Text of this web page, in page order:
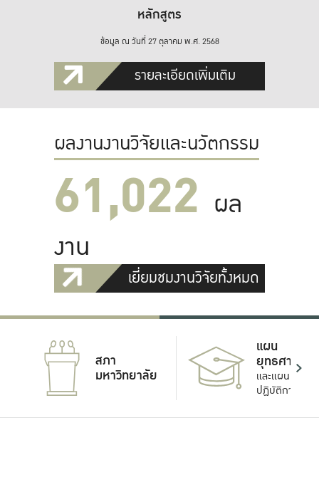
หลักสูตร
ข้อมูล ณ วันที่ 27 ตุลาคม พ.ศ. 2568
รายละเอียดเพิ่มเติม
ผลงานงานวิจัยและนวัตกรรม
61,022 ผล
งาน
เยี่ยมชมงานวิจัยทั้งหมด
สภา
มหาวิทยาลัย
แผน
ยุทธศาสตร์
และแผน
ปฏิบัติการ